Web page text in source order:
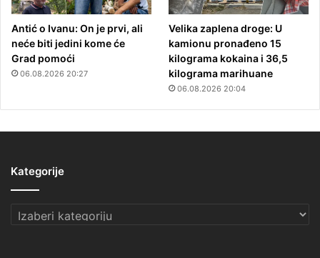
Antić o Ivanu: On je prvi, ali
neće biti jedini kome će
Grad pomoći
06.08.2026 20:27
Velika zaplena droge: U
kamionu pronađeno 15
kilograma kokaina i 36,5
kilograma marihuane
06.08.2026 20:04
Kategorije
Kategorije